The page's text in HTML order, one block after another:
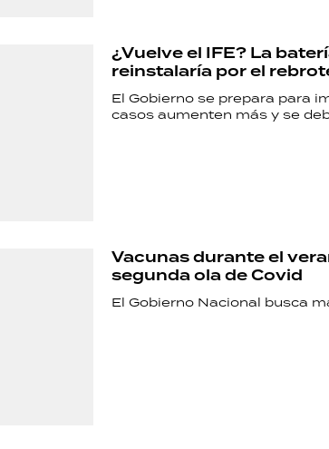
¿Vuelve el IFE? La
reinstalaría por el
El Gobierno se prepara para
casos aumenten más y se
Vacunas durante el
segunda ola de Covid
El Gobierno Nacional busca